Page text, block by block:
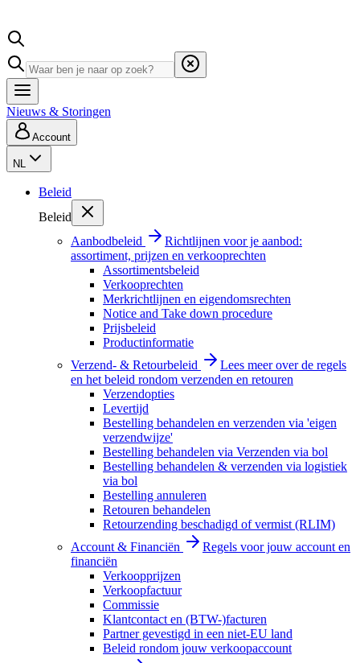
Nieuws & Storingen
Account
NL
Beleid
Beleid
Aanbodbeleid
Richtlijnen voor je aanbod:
assortiment, prijzen en verkooprechten
Assortimentsbeleid
Verkooprechten
Merkrichtlijnen en eigendomsrechten
Notice and Take down procedure
Prijsbeleid
Productinformatie
Verzend- & Retourbeleid
Lees meer over de regels
en het beleid rondom verzenden en retouren
Verzendopties
Levertijd
Bestelling behandelen en verzenden via 'eigen
verzendwijze'
Bestelling behandelen via Verzenden via bol
Bestelling behandelen & verzenden via logistiek
via bol
Bestelling annuleren
Retouren behandelen
Retourzending beschadigd of vermist (RLIM)
Account & Financiën
Regels voor jouw account en
financiën
Verkoopprijzen
Verkoopfactuur
Commissie
Klantcontact en (BTW-)facturen
Partner gevestigd in een niet-EU land
Beleid rondom jouw verkoopaccount